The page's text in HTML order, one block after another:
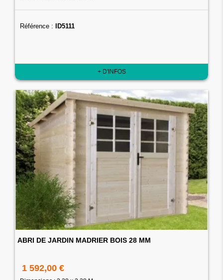
Référence : ID5111
+ D'INFOS
ABRI DE JARDIN MADRIER BOIS 28 MM
1 592,00 €